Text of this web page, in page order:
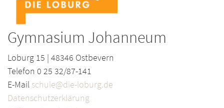
Gymnasium Johanneum
Loburg 15 | 48346 Ostbevern
Telefon 0 25 32/87-141
E-Mail schule@die-loburg.de
Datenschutzerklärung